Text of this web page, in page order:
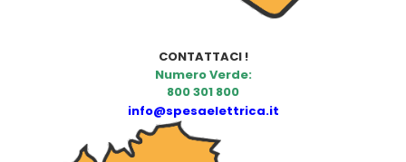
CONTATTACI !
Numero Verde:
800 301 800
info@spesaelettrica.it